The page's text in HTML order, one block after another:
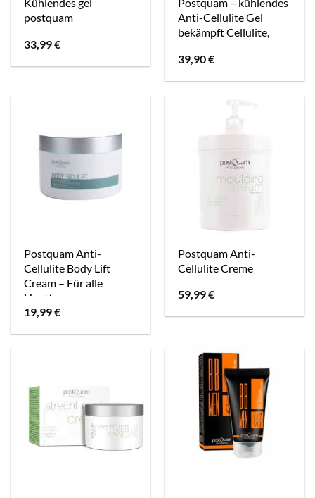
Kühlendes gel
postquam
33,99€
Postquam – kühlendes
Anti-Cellulite Gel
bekämpft Cellulite,
39,90€
Postquam Anti-
Cellulite Body Lift
Cream – Für alle
Hauttypen
19,99€
Postquam Anti-
Cellulite Creme
59,99€